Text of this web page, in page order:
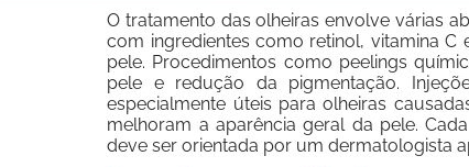
O tratamento das olheiras envolve várias
com ingredientes como retinol, vitamina
pele. Procedimentos como peelings
pele e redução da pigmentação.
especialmente úteis para olheiras
melhoram a aparência geral da pele.
deve ser orientada por um dermatologista